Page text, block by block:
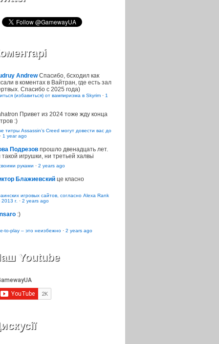
Andrew Спасибо, бсходил как
в коментах в Вайтран, где есть зал
Спасибо с 2025 года)
(избавиться) от вампиризма в Skyrim · 1
Привет из 2024 тоже жду конца
:)
титры Assassin’s Creed могут довести вас до
· 1 year ago
Подрезов прошло двенадцать лет.
такой игрушки, ни третьей халвьі
руками · 2 years ago
Блажиевский це класно
игровых сайтов, согласно Alexa Rank
г. · 2 years ago
:)
to-play – это неизбежно · 2 years ago
Youtube